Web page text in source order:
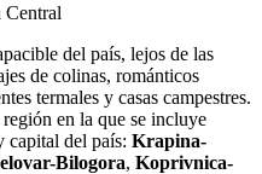
del país, lejos de las
de colinas, románticos
termales y casas campestres.
en la que se incluye
capital del país: Krapina-
Bilogora, Koprivnica-